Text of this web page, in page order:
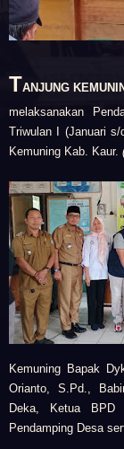
TANJUNG
melaksanakan
Triwulan I (Januari
Kemuning Kab. Kaur.
Kemuning Bapak
Orianto, S.Pd.,
Deka, Ketua BPD
Pendamping Desa